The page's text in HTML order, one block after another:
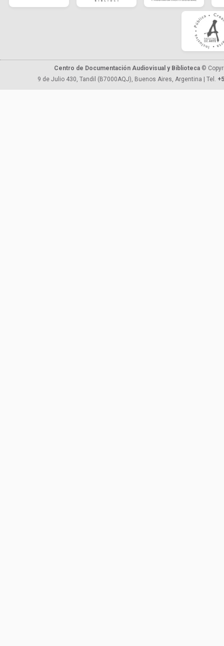
Centro de Documentación Audiovisual y Biblioteca ©
9 de Julio 430, Tandil (B7000AQJ), Buenos Aires, Argentina | Tel.